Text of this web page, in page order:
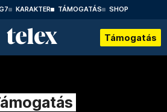
KARAKTER TÁMOGATÁS SHOP
Támogatás